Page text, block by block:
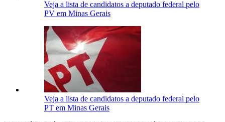
Veja a lista de candidatos a deputado federal pelo
PV em Minas Gerais
Veja a lista de candidatos a deputado federal pelo
PT em Minas Gerais